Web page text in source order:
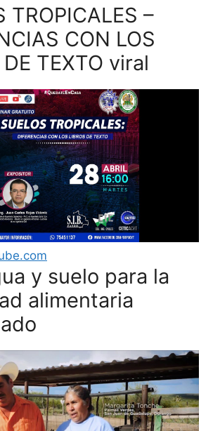
TROPICALES –
CON LOS
TEXTO viral
y suelo para la
alimentaria